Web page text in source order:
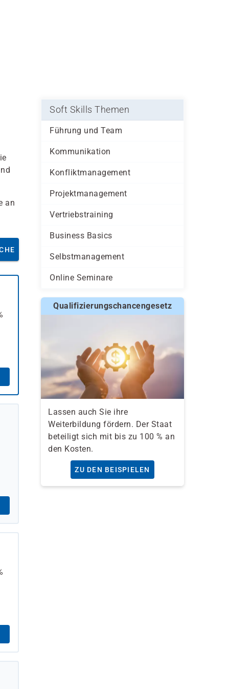
an
Soft Skills Themen
Führung und Team
Kommunikation
Konfliktmanagement
Projektmanagement
Vertriebstraining
Business Basics
Selbstmanagement
Online Seminare
Qualifizierungschancengesetz
Lassen auch Sie ihre
Weiterbildung fördern. Der Staat
beteiligt sich mit bis zu 100 % an
den Kosten.
ZU DEN BEISPIELEN